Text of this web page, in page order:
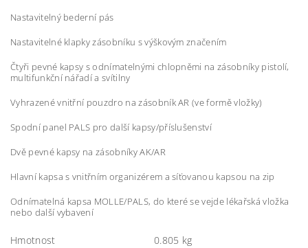
Nastavitelný bederní pás
Nastavitelné klapky zásobníku s výškovým značením
Čtyři pevné kapsy s odnímatelnými chlopněmi na zásobníky pistolí,
multifunkční nářadí a svítilny
Vyhrazené vnitřní pouzdro na zásobník AR (ve formě vložky)
Spodní panel PALS pro další kapsy/příslušenství
Dvě pevné kapsy na zásobníky AK/AR
Hlavní kapsa s vnitřním organizérem a síťovanou kapsou na zip
Odnímatelná kapsa MOLLE/PALS, do které se vejde lékařská vložka
nebo další vybavení
Hmotnost
0.805 kg